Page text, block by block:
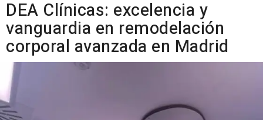
DEA Clínicas: excelencia y
vanguardia en remodelación
corporal avanzada en Madrid